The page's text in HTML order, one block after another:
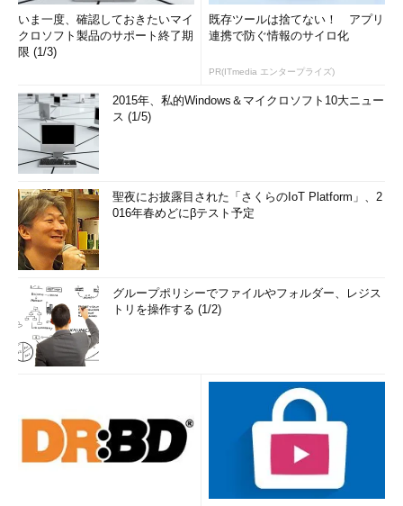
いま一度、確認しておきたいマイ
クロソフト製品のサポート終了期
限 (1/3)
既存ツールは捨てない！ アプリ
連携で防ぐ情報のサイロ化
PR(ITmedia エンタープライズ)
2015年、私的Windows＆マイクロソフト10大ニュー
ス (1/5)
聖夜にお披露目された「さくらのIoT Platform」、2
016年春めどにβテスト予定
グループポリシーでファイルやフォルダー、レジス
トリを操作する (1/2)